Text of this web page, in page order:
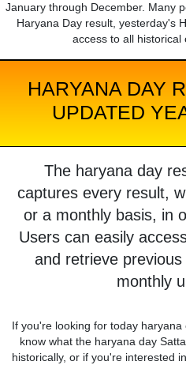
January through December. Many
Haryana Day result, yesterday's
access to all historical
HARYANA DAY
UPDATED
The haryana day
captures every result,
or a monthly basis, in
Users can easily
and retrieve
monthly
If you're looking for today
know what the haryana day
historically, or if you're interested